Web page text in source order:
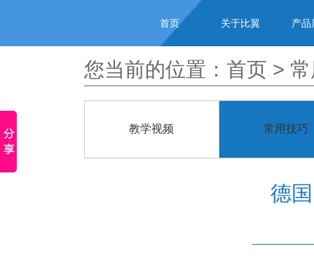
首页 关于比翼 产品
您当前的位置： 首页 >
教学视频 常用技巧
德